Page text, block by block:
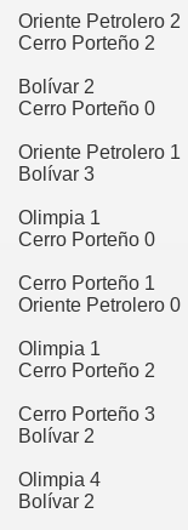
Oriente Petrolero 2
Cerro Porteño 2
Bolívar 2
Cerro Porteño 0
Oriente Petrolero 1
Bolívar 3
Olimpia 1
Cerro Porteño 0
Cerro Porteño 1
Oriente Petrolero 0
Olimpia 1
Cerro Porteño 2
Cerro Porteño 3
Bolívar 2
Olimpia 4
Bolívar 2
de Mendoza